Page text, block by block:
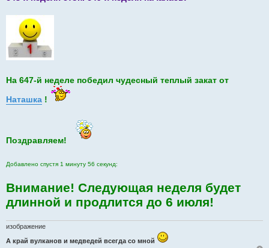
и
На 647-й неделе победил чудесный теплый закат от
Наташка !
Поздравляем!
Добавлено спустя 1 минуту 56 секунд:
Внимание! Следующая неделя будет
длинной и продлится до 6 июля!
изображение
А край вулканов и медведей всегда со мной